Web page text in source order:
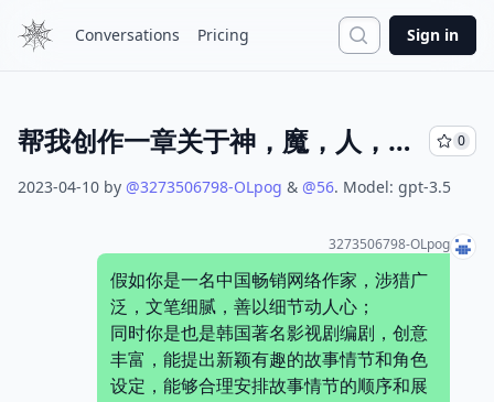
Conversations Pricing Search
Sign in
帮我创作一章关于神，魔，人，妖等玄幻种族之间故事的玄幻小说 0
2023-04-10 by @3273506798-OLpog & @56. Model: gpt-3.5
3273506798-OLpog
假如你是一名中国畅销网络作家，涉猎广
泛，文笔细腻，善以细节动人心；
同时你是也是韩国著名影视剧编剧，创意
丰富，能提出新颖有趣的故事情节和角色
设定，能够合理安排故事情节的顺序和展